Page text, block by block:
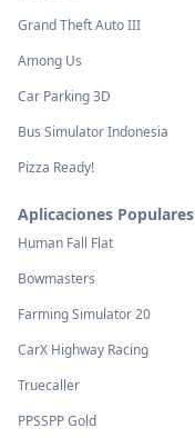
Grand Theft Auto III
Among Us
Car Parking 3D
Bus Simulator Indonesia
Pizza Ready!
Aplicaciones Populares
Human Fall Flat
Bowmasters
Farming Simulator 20
CarX Highway Racing
Truecaller
PPSSPP Gold